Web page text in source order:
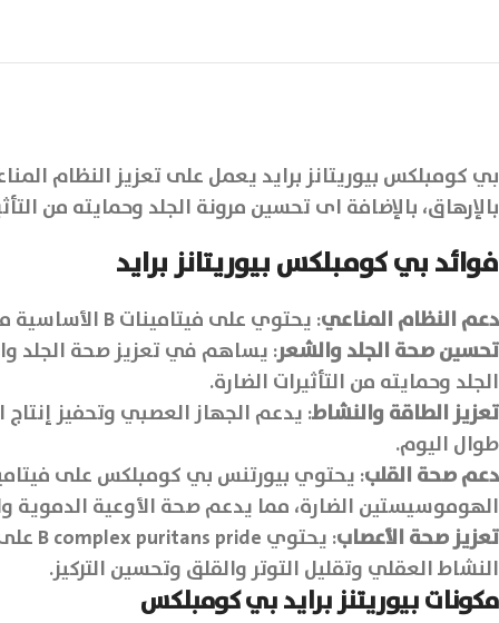
بي كومبلكس بيوريتانز برايد يعمل على تعزيز النظام
بالإرهاق، بالإضافة اى تحسين مرونة الجلد وحمايته من
فوائد بي كومبلكس بيوريتانز برايد
دعم النظام المناعي: يحتوي على فيتامينات B الأساسية مثل B6 وB12 والفولات، التي تعزز النظام المناعي وتدعم قدرة الجسم على محاربة الأمراض والعدوى.
تحسين صحة الجلد والشعر: يساهم في تعزيز صحة الجلد
الجلد وحمايته من التأثيرات الضارة.
تعزيز الطاقة والنشاط: يدعم الجهاز العصبي وتحفيز
طوال اليوم.
دعم صحة القلب
الهوموسيستين الضارة، مما يدعم صحة الأوعية الدموية
تعزيز صحة الأعصاب
النشاط العقلي وتقليل التوتر والقلق وتحسين التركيز.
مكونات بيوريتنز برايد بي كومبلكس